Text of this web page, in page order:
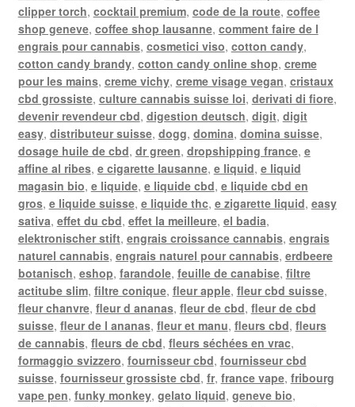
clipper torch, cocktail premium, code de la route, coffee
shop geneve, coffee shop lausanne, comment faire de l
engrais pour cannabis, cosmetici viso, cotton candy,
cotton candy brandy, cotton candy online shop, creme
pour les mains, creme vichy, creme visage vegan, cristaux
cbd grossiste, culture cannabis suisse loi, derivati di fiore,
devenir revendeur cbd, digestion deutsch, digit, digit
easy, distributeur suisse, dogg, domina, domina suisse,
dosage huile de cbd, dr green, dropshipping france, e
affine al ribes, e cigarette lausanne, e liquid, e liquid
magasin bio, e liquide, e liquide cbd, e liquide cbd en
gros, e liquide suisse, e liquide thc, e zigarette liquid, easy
sativa, effet du cbd, effet la meilleure, el badia,
elektronischer stift, engrais croissance cannabis, engrais
naturel cannabis, engrais naturel pour cannabis, erdbeere
botanisch, eshop, farandole, feuille de canabise, filtre
actitube slim, filtre conique, fleur apple, fleur cbd suisse,
fleur chanvre, fleur d ananas, fleur de cbd, fleur de cbd
suisse, fleur de l ananas, fleur et manu, fleurs cbd, fleurs
de cannabis, fleurs de cbd, fleurs séchées en vrac,
formaggio svizzero, fournisseur cbd, fournisseur cbd
suisse, fournisseur grossiste cbd, fr, france vape, fribourg
vape pen, funky monkey, gelato liquid, geneve bio,